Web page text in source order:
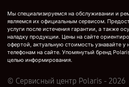
Мы специализируемся на обслуживании и
являемся их официальным сервисом.
услуги после истечения гарантии, а также
наладку продукции. Цены на сайте
офертой, актуальную стоимость узнавайте у
телефонам на сайте. Упомянутый бренд
целью информирования.
© Сервисный центр Polaris - 2026